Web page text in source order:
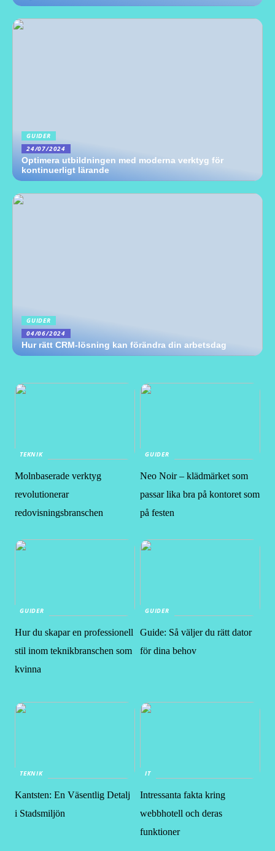
GUIDER
24/07/2024
Optimera utbildningen med moderna verktyg för
kontinuerligt lärande
GUIDER
04/06/2024
Hur rätt CRM-lösning kan förändra din arbetsdag
TEKNIK
Molnbaserade verktyg
revolutionerar
redovisningsbranschen
GUIDER
Neo Noir – klädmärket som
passar lika bra på kontoret som
på festen
GUIDER
Hur du skapar en professionell
stil inom teknikbranschen som
kvinna
GUIDER
Guide: Så väljer du rätt dator
för dina behov
TEKNIK
Kantsten: En Väsentlig Detalj
i Stadsmiljön
IT
Intressanta fakta kring
webbhotell och deras
funktioner